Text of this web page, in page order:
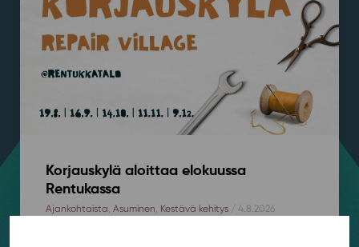
Korjauskylä aloittaa elokuussa
Rentukassa
Ajankohtaista, Asuminen, Kestävä kehitys/ 4.8.2026